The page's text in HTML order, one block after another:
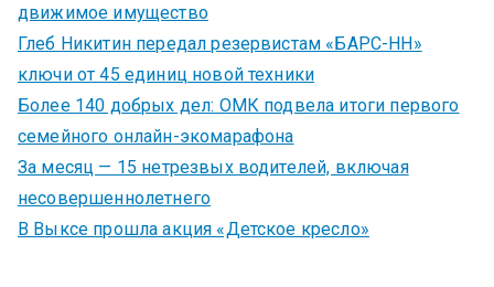
движимое имущество
Глеб Никитин передал резервистам «БАРС-НН»
ключи от 45 единиц новой техники
Более 140 добрых дел: ОМК подвела итоги первого
семейного онлайн-экомарафона
За месяц — 15 нетрезвых водителей, включая
несовершеннолетнего
В Выксе прошла акция «Детское кресло»